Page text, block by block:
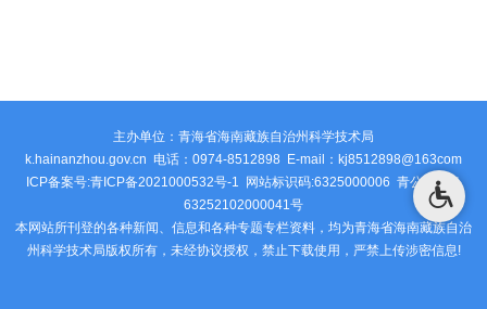
主办单位：青海省海南藏族自治州科学技术局
k.hainanzhou.gov.cn 电话：0974-8512898 E-mail：kj8512898@163com
ICP备案号:青ICP备2021000532号-1 网站标识码:6325000006 青公安网备
63252102000041号
本网站所刊登的各种新闻、信息和各种专题专栏资料，均为青海省海南藏族自治
州科学技术局版权所有，未经协议授权，禁止下载使用，严禁上传涉密信息!